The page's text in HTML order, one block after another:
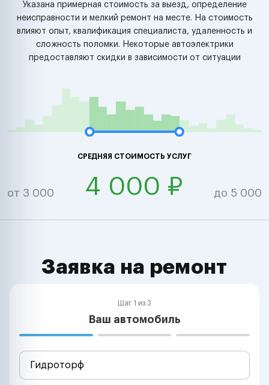
Указана примерная стоимость за выезд, определение
неисправности и мелкий ремонт на месте. На стоимость
влияют опыт, квалификация специалиста, удаленность и
сложность поломки. Некоторые автоэлектрики
предоставляют скидки в зависимости от ситуации
СРЕДНЯЯ СТОИМОСТЬ УСЛУГ
от 3 000 4 000 ₽ до 5 000
Заявка на ремонт
Шаг 1 из 3
Ваш автомобиль